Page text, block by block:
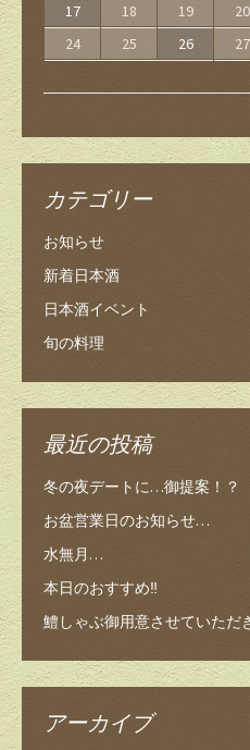
17
18 19 20
24
25 26 27
カテゴリー
お知らせ
新着日本酒
日本酒イベント
旬の料理
最近の投稿
冬の夜デートに…御提案！？
お盆営業日のお知らせ…
水無月…
本日のおすすめ‼️
鱧しゃぶ御用意させていただ
アーカイブ